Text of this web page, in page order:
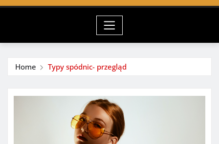
Home Typy spódnic- przegląd